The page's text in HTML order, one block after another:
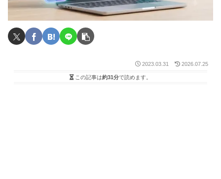
2023.03.31 2026.07.25
この記事は約31分で読めます。